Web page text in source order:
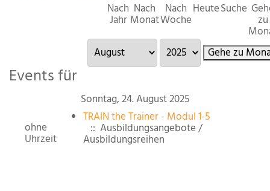
Nach
Jahr
Nach
Monat
Nach
Woche
HeuteSuche
zu
Gehe zu
Events für
Sonntag, 24. August 2025
ohne
Uhrzeit
TRAIN the Trainer - Modul 1-5
:: Ausbildungsangebote /
Ausbildungsreihen